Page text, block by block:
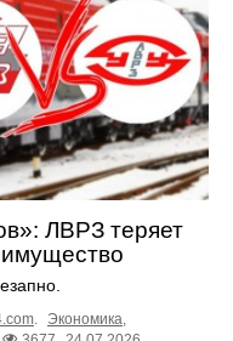
ЛВРЗ теряет
. Экономика,